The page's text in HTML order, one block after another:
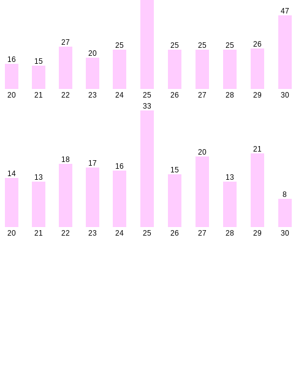
16
20
15
21
27
22
20
23
25
24 25
25
26
25
27
25
28
26
29
47
30
14
20
13
21
18
22
17
23
16
24
33
25
15
26
20
27
13
28
21
29
8
30